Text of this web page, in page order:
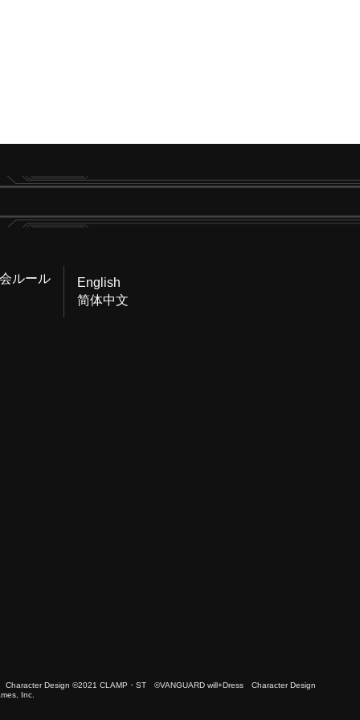
ルール
English
简体中文
Design ©2021 CLAMP・ST ©VANGUARD will+Dress Character Design
Inc.